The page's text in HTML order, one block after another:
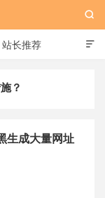

站长推荐

？
生成大量网址